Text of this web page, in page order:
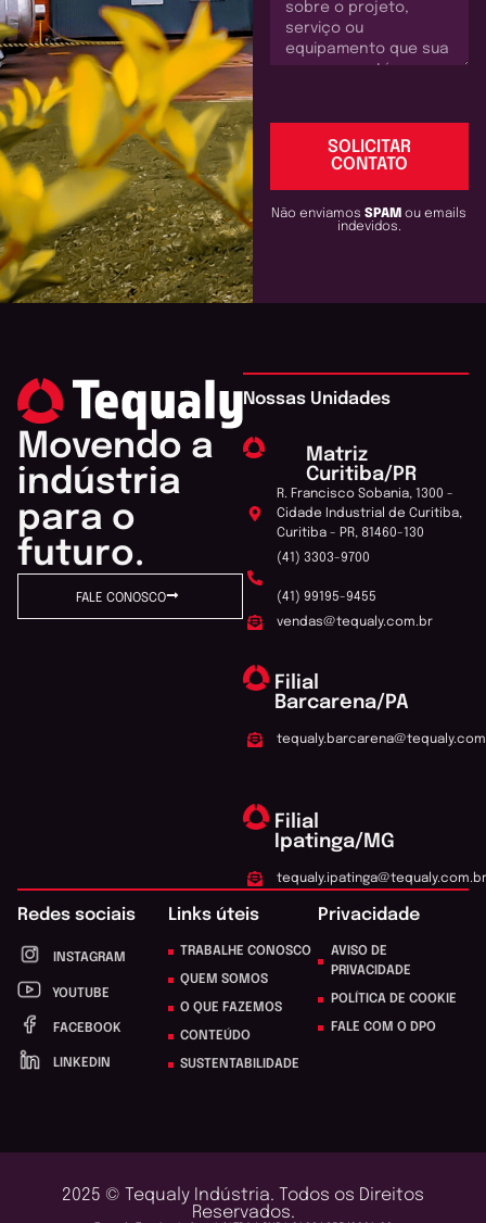
SOLICITAR
CONTATO
Não enviamosSPAMou emails
indevidos.
Movendo a
indústria
para o
futuro.
FALE CONOSCO
Nossas Unidades
Matriz
Curitiba/PR
R. Francisco Sobania, 1300 -
Cidade Industrial de Curitiba,
Curitiba - PR, 81460-130
(41) 3303-9700
(41) 99195-9455
vendas@tequaly.com.br
Filial
Barcarena/PA
Filial
Ipatinga/MG
tequaly.ipatinga@tequaly.com.br
Redes sociais
INSTAGRAM
YOUTUBE
FACEBOOK
LINKEDIN
Links úteis
TRABALHE CONOSCO
QUEM SOMOS
O QUE FAZEMOS
CONTEÚDO
SUSTENTABILIDADE
Privacidade
AVISO DE
PRIVACIDADE
POLÍTICA DE COOKIE
FALE COM O DPO
2025 © Tequaly Indústria. Todos os Direitos
Reservados.